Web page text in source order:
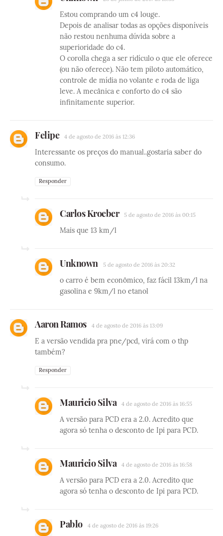
Estou comprando um c4 louge.
Depois de analisar todas as opções disponíveis
não restou nenhuma dúvida sobre a
superioridade do c4.
O corolla chega a ser ridículo o que ele oferece
(ou não oferece). Não tem piloto automático,
controle de mídia no volante e roda de liga
leve. A mecânica e conforto do c4 são
infinitamente superior.
Felipe 4 de agosto de 2016 às 12:36
Interessante os preços do manual..gostaria saber do
consumo.
Responder
Carlos Kroeber 5 de agosto de 2016 às 00:15
Mais que 13 km/l
Unknown 5 de agosto de 2016 às 20:32
o carro é bem econômico, faz fácil 13km/l na
gasolina e 9km/l no etanol
Aaron Ramos 4 de agosto de 2016 às 13:09
E a versão vendida pra pne/pcd, virá com o thp
também?
Responder
Mauricio Silva 4 de agosto de 2016 às 16:55
A versão para PCD era a 2.0. Acredito que
agora só tenha o desconto de Ipi para PCD.
Mauricio Silva 4 de agosto de 2016 às 16:58
A versão para PCD era a 2.0. Acredito que
agora só tenha o desconto de Ipi para PCD.
Pablo 4 de agosto de 2016 às 19:26